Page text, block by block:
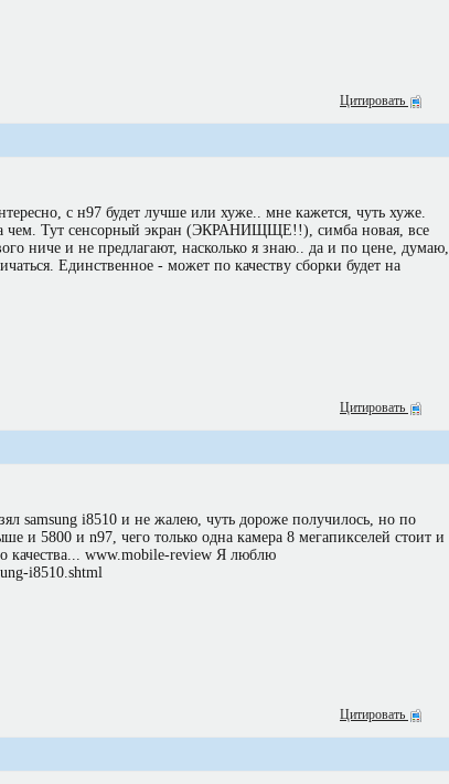
Цитировать
с н97 будет лучше или хуже.. мне кажется, чуть хуже.
чем. Тут сенсорный экран (ЭКРАНИЩЩЕ!!), симба новая, все
ниче и не предлагают, насколько я знаю.. да и по цене, думаю,
Единственное - может по качеству сборки будет на
Цитировать
samsung i8510 и не жалею, чуть дороже получилось, но по
и 5800 и n97, чего только одна камера 8 мегапикселей стоит и
качества... www.mobile-review Я люблю
i8510.shtml
Цитировать